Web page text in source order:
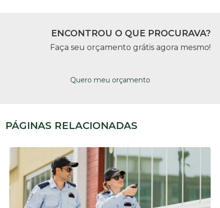
ENCONTROU O QUE PROCURAVA?
Faça seu orçamento grátis agora mesmo!
Quero meu orçamento
PÁGINAS RELACIONADAS